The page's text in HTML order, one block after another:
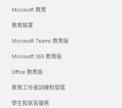
Microsoft 教育
教育裝置
Microsoft Teams 教育版
Microsoft 365 教育版
Office 教育版
教育工作者訓練和發展
學生和家長優惠